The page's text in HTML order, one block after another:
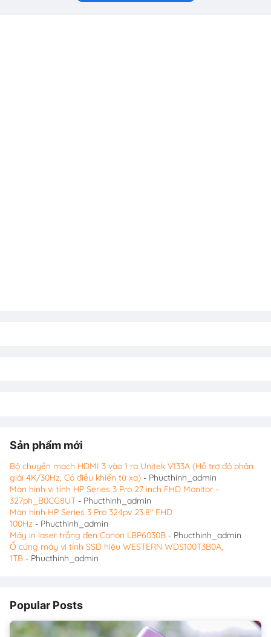
Sản phẩm mới
Bộ chuyển mạch HDMI 3 vào 1 ra Unitek V133A (Hỗ trợ độ phân
giải 4K/30Hz, Có điều khiển từ xa) - Phucthinh_admin
Màn hình vi tính HP Series 3 Pro 27 inch FHD Monitor –
327ph_B0CG8UT - Phucthinh_admin
Màn hình HP Series 3 Pro 324pv 23.8″ FHD
100Hz - Phucthinh_admin
Máy in laser trắng đen Canon LBP6030B - Phucthinh_admin
Ổ cứng máy vi tính SSD hiệu WESTERN WDS100T3B0A,
1TB - Phucthinh_admin
Popular Posts